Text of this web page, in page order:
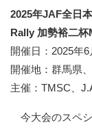
2025年JAF全日
Rally 加勢裕二杯
開催日：2025年6
開催地：群馬県
主催：TMSC、
今大会のスペ